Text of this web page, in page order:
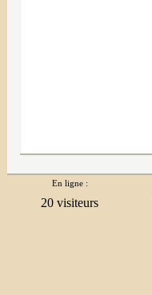
En ligne :